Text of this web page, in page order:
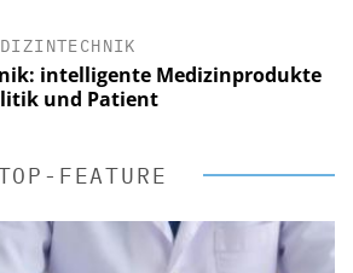
intelligente Medizinprodukte
und Patient
FEATURE